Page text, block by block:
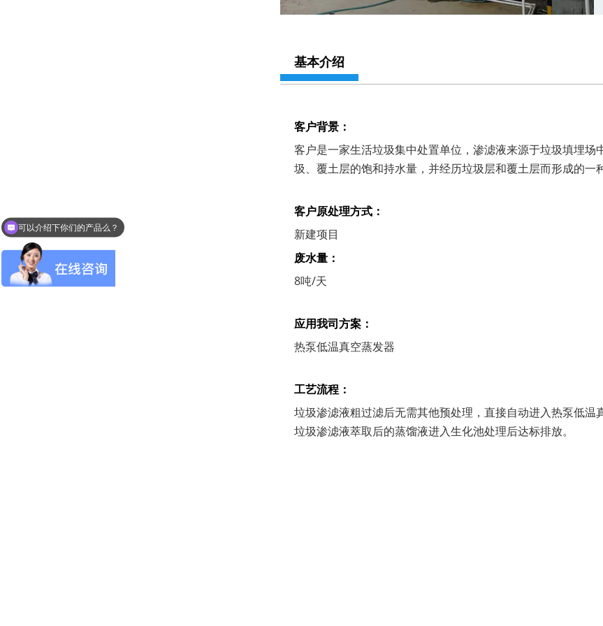
基本介绍
客户背景：
客户是一家生活垃圾集中处置单位，渗滤液来源于垃圾填埋
圾、覆土层的饱和持水量，并经历垃圾层和覆土层而形成的一
客户原处理方式：
新建项目
废水量：
8吨/天
应用我司方案：
热泵低温真空蒸发器
工艺流程：
垃圾渗滤液粗过滤后无需其他预处理，直接自动进入热泵低
垃圾渗滤液萃取后的蒸馏液进入生化池处理后达标排放。
可以介绍下你们的产品么？